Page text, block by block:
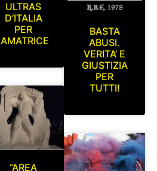
ULTRAS
D’ITALIA
PER
AMATRICE
“AREA
BASTA
ABUSI.
VERITA’ E
GIUSTIZIA
PER
TUTTI!